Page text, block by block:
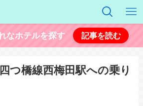
なホテルを探す 記事を読む
つ橋線西梅田駅への乗り